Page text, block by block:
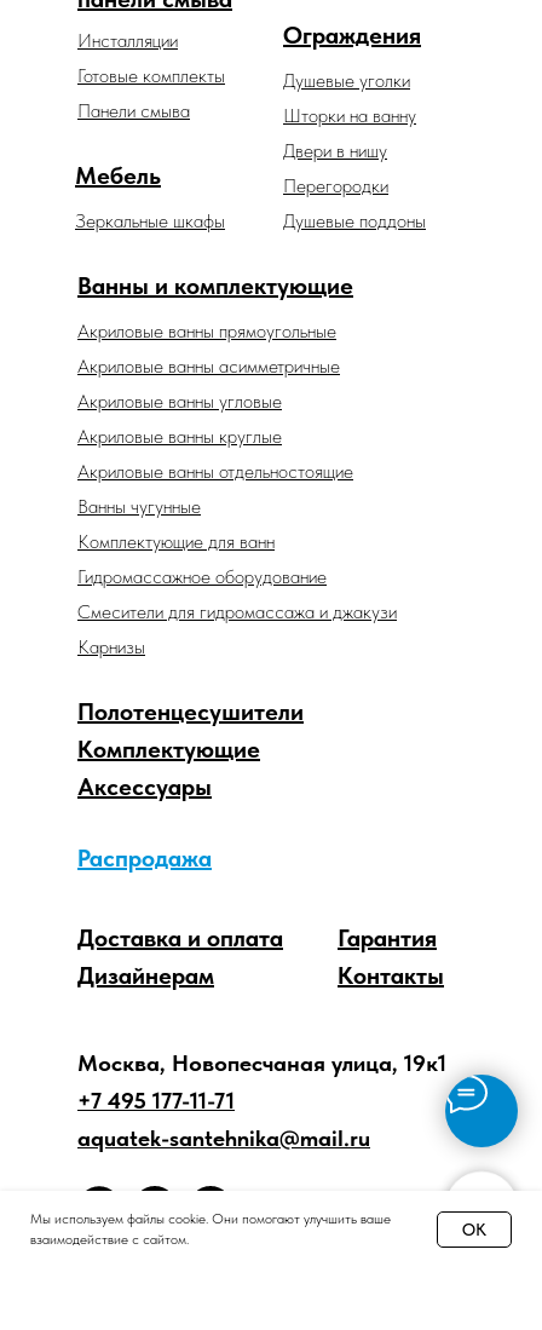
Мы используем файлы cookie. Они помогают улучшить ваше
взаимодействие с сайтом.
OK
Ванны и комплектующие
Акриловые ванны прямоугольные
Зеркальные шкафы
Мебель
Ограждения
Душевые уголки
Шторки на ванну
Двери в нишу
Перегородки
Аксессуары
Распродажа
Комплектующие
Дизайнерам
Доставка и оплата
Гарантия
Контакты
Душевые поддоны
Акриловые ванны отдельностоящие
Акриловые ванны асимметричные
Акриловые ванны угловые
Акриловые ванны круглые
Ванны чугунные
Комплектующие для ванн
Гидромассажное оборудование
Смесители для гидромассажа и джакузи
Карнизы
Полотенцесушители
Инсталляции
Готовые комплекты
Панели смыва
Москва, Новопесчаная улица, 19к1
+7 495 177-11-71
aquatek-santehnika@mail.ru